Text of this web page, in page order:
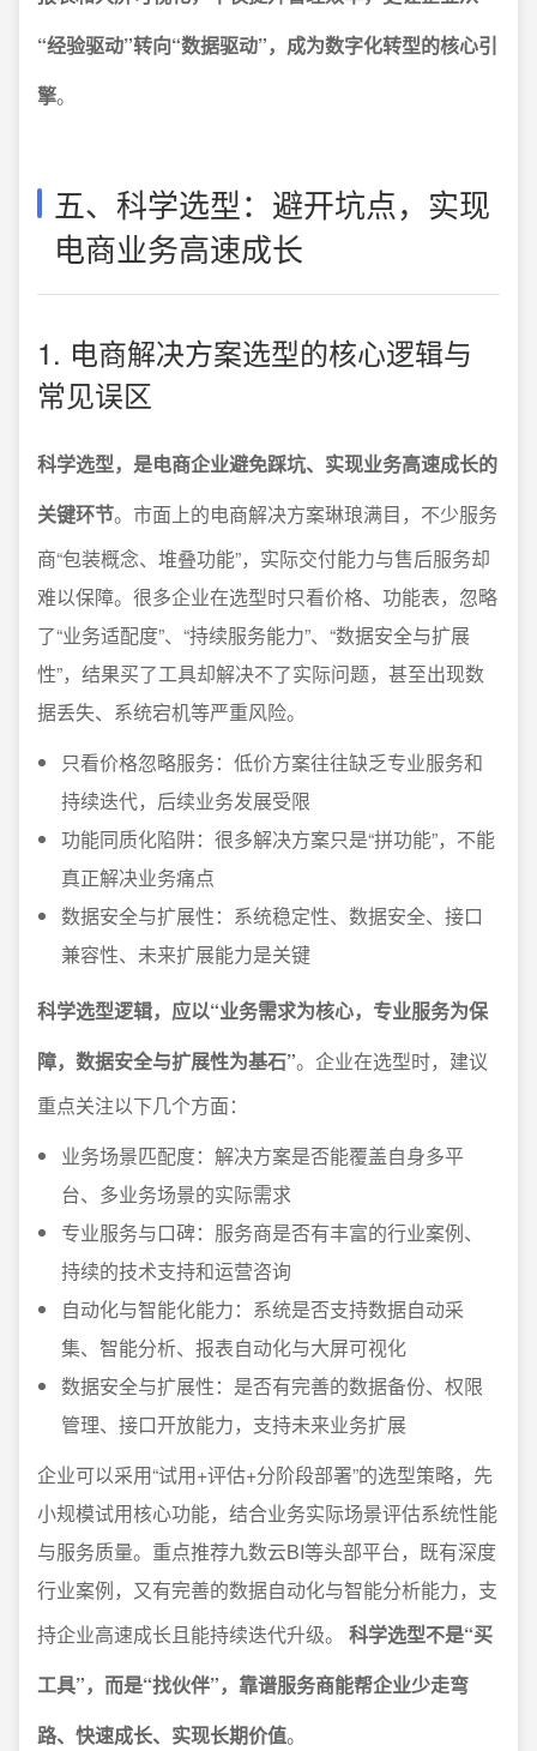
“经验驱动”转向“数据驱动”，成为数字化转型的核心引
擎。
五、科学选型：避开坑点，实现
电商业务高速成长
1. 电商解决方案选型的核心逻辑与
常见误区
科学选型，是电商企业避免踩坑、实现业务高速成长的
关键环节。市面上的电商解决方案琳琅满目，不少服务
商“包装概念、堆叠功能”，实际交付能力与售后服务却
难以保障。很多企业在选型时只看价格、功能表，忽略
了“业务适配度”、“持续服务能力”、“数据安全与扩展
性”，结果买了工具却解决不了实际问题，甚至出现数
据丢失、系统宕机等严重风险。
只看价格忽略服务：低价方案往往缺乏专业服务和
持续迭代，后续业务发展受限
功能同质化陷阱：很多解决方案只是“拼功能”，不能
真正解决业务痛点
数据安全与扩展性：系统稳定性、数据安全、接口
兼容性、未来扩展能力是关键
科学选型逻辑，应以“业务需求为核心，专业服务为保
障，数据安全与扩展性为基石”。企业在选型时，建议
重点关注以下几个方面：
业务场景匹配度：解决方案是否能覆盖自身多平
台、多业务场景的实际需求
专业服务与口碑：服务商是否有丰富的行业案例、
持续的技术支持和运营咨询
自动化与智能化能力：系统是否支持数据自动采
集、智能分析、报表自动化与大屏可视化
数据安全与扩展性：是否有完善的数据备份、权限
管理、接口开放能力，支持未来业务扩展
企业可以采用“试用+评估+分阶段部署”的选型策略，先
小规模试用核心功能，结合业务实际场景评估系统性能
与服务质量。重点推荐九数云BI等头部平台，既有深度
行业案例，又有完善的数据自动化与智能分析能力，支
持企业高速成长且能持续迭代升级。 科学选型不是“买
工具”，而是“找伙伴”，靠谱服务商能帮企业少走弯
路、快速成长、实现长期价值。